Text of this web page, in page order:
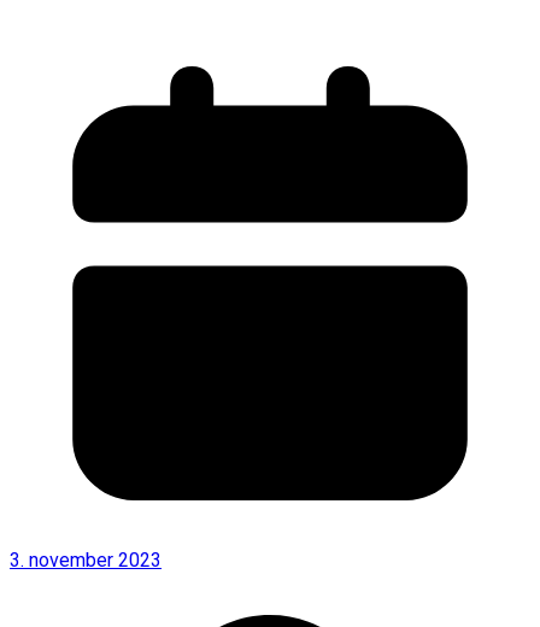
3. november 2023